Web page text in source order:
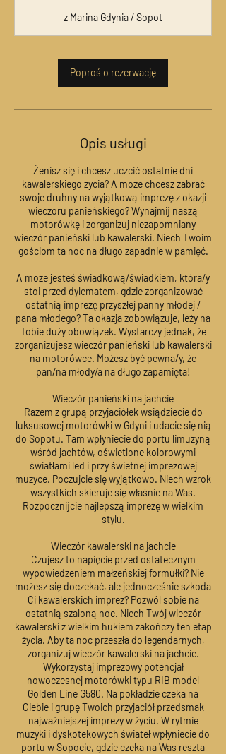
d
z
0
m
i
z Marina Gdynia / Sopot
Poproś o rezerwację
Opis usługi
Żenisz się i chcesz uczcić ostatnie dni
kawalerskiego życia? A może chcesz zabrać
swoje druhny na wyjątkową imprezę z okazji
wieczoru panieńskiego? Wynajmij naszą
motorówkę i zorganizuj niezapomniany
wieczór panieński lub kawalerski. Niech Twoim
gościom ta noc na długo zapadnie w pamięć.
A może jesteś świadkową/świadkiem, która/y
stoi przed dylematem, gdzie zorganizować
ostatnią imprezę przyszłej panny młodej /
pana młodego? Ta okazja zobowiązuje, leży na
Tobie duży obowiązek. Wystarczy jednak, że
zorganizujesz wieczór panieński lub kawalerski
na motorówce. Możesz być pewna/y, że
pan/na młody/a na długo zapamięta!
Wieczór panieński na jachcie
Razem z grupą przyjaciółek wsiądziecie do
luksusowej motorówki w Gdyni i udacie się nią
do Sopotu. Tam wpłyniecie do portu limuzyną
wśród jachtów, oświetlone kolorowymi
światłami led i przy świetnej imprezowej
muzyce. Poczujcie się wyjątkowo. Niech wzrok
wszystkich skieruje się właśnie na Was.
Rozpocznijcie najlepszą imprezę w wielkim
stylu.
Wieczór kawalerski na jachcie
Czujesz to napięcie przed ostatecznym
wypowiedzeniem małżeńskiej formułki? Nie
możesz się doczekać, ale jednocześnie szkoda
Ci kawalerskich imprez? Pozwól sobie na
ostatnią szaloną noc. Niech Twój wieczór
kawalerski z wielkim hukiem zakończy ten etap
życia. Aby ta noc przeszła do legendarnych,
zorganizuj wieczór kawalerski na jachcie.
Wykorzystaj imprezowy potencjał
nowoczesnej motorówki typu RIB model
Golden Line G580. Na pokładzie czeka na
Ciebie i grupę Twoich przyjaciół przedsmak
najważniejszej imprezy w życiu. W rytmie
muzyki i dyskotekowych świateł wpłyniecie do
portu w Sopocie, gdzie czeka na Was reszta